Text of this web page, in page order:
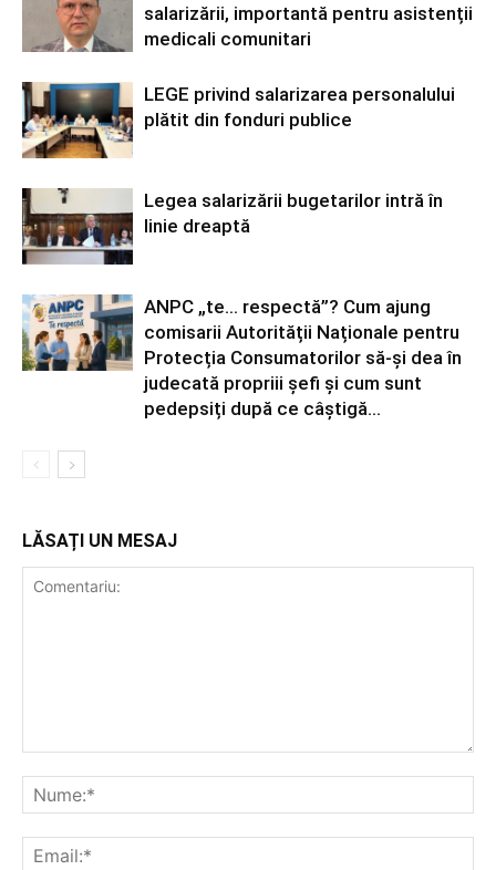
salarizării, importantă pentru asistenții
medicali comunitari
LEGE privind salarizarea personalului
plătit din fonduri publice
Legea salarizării bugetarilor intră în
linie dreaptă
ANPC „te… respectă”? Cum ajung
comisarii Autorității Naționale pentru
Protecția Consumatorilor să-și dea în
judecată propriii șefi și cum sunt
pedepsiți după ce câștigă...
LĂSAȚI UN MESAJ